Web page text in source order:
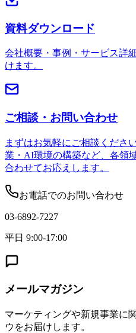
資料ダウンロード
会社概要・事例・サービス詳
けます。
ご相談・お問い合わせ
まずはお気軽にご相談くださ
業・AI環境の構築など、各領
合わせてお応えします。
お電話でのお問い合わせ
03-6892-7227
平日 9:00-17:00
メールマガジン
マーケティングや新規事業に
ウをお届けします。